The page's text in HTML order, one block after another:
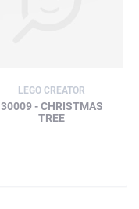
LEGO CREATOR
30009 - CHRISTMAS
TREE